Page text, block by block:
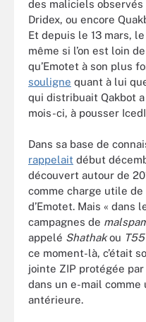
des maliciels
Dridex, ou encore
Et depuis le 13 mars,
même si l’on est loin
qu’Emotet à son plus
souligne quant à lui
qui distribuait Qakbot
mois-ci, à pousser
Dans sa base de
rappelait début
découvert autour de
comme charge utile
d’Emotet. Mais « dans
campagnes de
appelé Shathakou
ce moment-là, c’était
jointe ZIP protégée
dans un e-mail comme
antérieure.